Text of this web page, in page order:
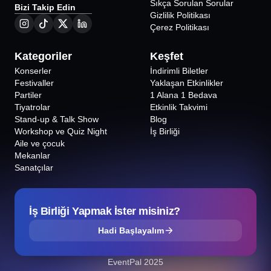
Sanatı Atölyesi
Parfüm Atölyesi
Bizi Takip Edin
Sıkça Sorulan Sorular
Gizlilik Politikası
Çerez Politikası
Kategoriler
Konserler
Festivaller
Partiler
Tiyatrolar
Stand-up & Talk Show
Workshop ve Quiz Night
Aile ve çocuk
Mekanlar
Sanatçılar
Keşfet
İndirimli Biletler
Yaklaşan Etkinlikler
1 Alana 1 Bedava
Etkinlik Takvimi
Blog
İş Birliği
İş Birliği Yapmak İster misiniz?
Hadi Başlayalım
EventPal 2025